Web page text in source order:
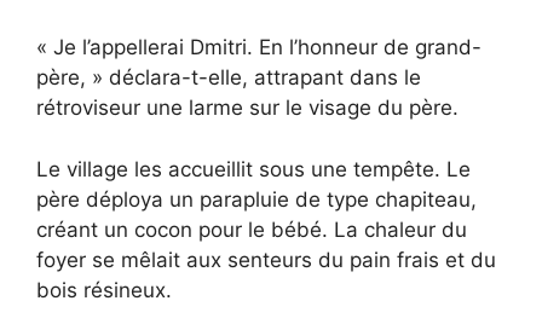
« Je l’appellerai Dmitri. En l’honneur de grand-
père, » déclara-t-elle, attrapant dans le
rétroviseur une larme sur le visage du père.
Le village les accueillit sous une tempête. Le
père déploya un parapluie de type chapiteau,
créant un cocon pour le bébé. La chaleur du
foyer se mêlait aux senteurs du pain frais et du
bois résineux.